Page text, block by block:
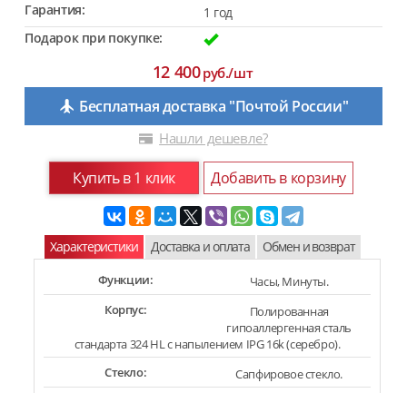
Гарантия:
1 год
Подарок при покупке:
12 400руб./шт
Бесплатная доставка "Почтой России"
Нашли дешевле?
Купить в 1 клик Добавить в корзину
Характеристики Доставка и оплата Обмен и возврат
Функции:
Часы, Минуты.
Корпус:
Полированная
гипоаллергенная сталь
стандарта 324 HL с напылением IPG 16k (серебро).
Стекло:
Сапфировое стекло.